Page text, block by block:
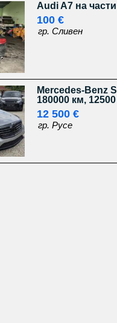
Audi A7 на части
100 €
гр. Сливен
Mercedes-Benz
180000 км,
12 500 €
гр. Русе